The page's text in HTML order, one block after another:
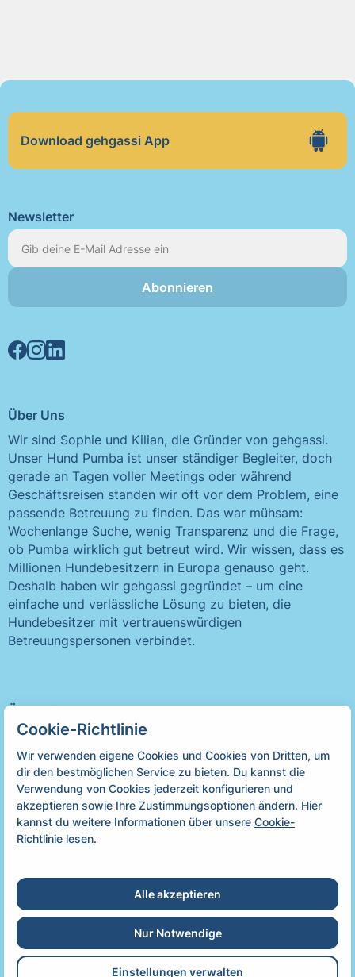
Cookie-Richtlinie
Wir verwenden eigene Cookies und Cookies von Dritten, um
dir den bestmöglichen Service zu bieten. Du kannst die
Verwendung von Cookies jederzeit konfigurieren und
akzeptieren sowie Ihre Zustimmungsoptionen ändern. Hier
kannst du weitere Informationen über unsere Cookie-
Richtlinie lesen.
Alle akzeptieren
Nur Notwendige
Einstellungen verwalten
Download gehgassi App
Newsletter
Abonnieren
Über Uns
Wir sind Sophie und Kilian, die Gründer von gehgassi.
Unser Hund Pumba ist unser ständiger Begleiter, doch
gerade an Tagen voller Meetings oder während
Geschäftsreisen standen wir oft vor dem Problem, eine
passende Betreuung zu finden. Das war mühsam:
Wochenlange Suche, wenig Transparenz und die Frage,
ob Pumba wirklich gut betreut wird. Wir wissen, dass es
Millionen Hundebesitzern in Europa genauso geht.
Deshalb haben wir gehgassi gegründet – um eine
einfache und verlässliche Lösung zu bieten, die
Hundebesitzer mit vertrauenswürdigen
Betreuungspersonen verbindet.
Österreich
Hundebetreuerin in Wien
Hundebetreuerin in Salzburg
Hundebetreuerin in Linz
Hundebetreuerin in Graz
Hundebetreuerin in Innsbruck
Deutschland
Hundebetreuerin in Berlin
Hundebetreuerin in Hamburg
Hundebetreuerin in München
Hundebetreuerin in Köln
Schweiz
Hundebetreuerin in Zürich
Hundebetreuerin in Lausanne
Hundebetreuerin in Genf
Copyright ©, 2026. Alle Rechte vorbehalten.
Datenschutzerklärung
Cookies
Impressum
AGBs
Account löschen